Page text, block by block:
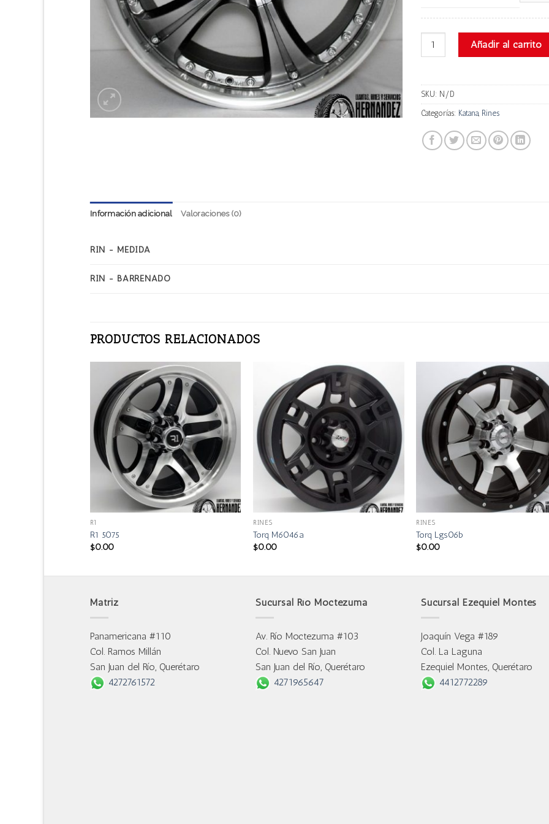
Katana Destiny cantidad
Añadir al carrito
SKU: N/D
Categorías: Katana, Rines
Información adicional Valoraciones (0)
RIN - MEDIDA
RIN - BARRENADO
PRODUCTOS RELACIONADOS
R1
R1 5075
$0.00
RINES
Torq M6046a
$0.00
RINES
Torq Lgs06b
$0.00
Matriz
Panamericana #110
Col. Ramos Millán
San Juan del Río, Querétaro
4272761572
Sucursal Río Moctezuma
Av. Río Moctezuma #103
Col. Nuevo San Juan
San Juan del Río, Querétaro
4271965647
Sucursal Ezequiel Montes
Joaquín Vega #189
Col. La Laguna
Ezequiel Montes, Querétaro
4412772289